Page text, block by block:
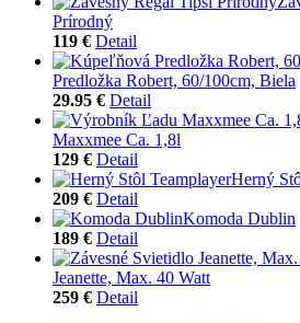
Prírodný
119 € Detail
Predložka Robert, 60/100cm, Biela
29.95 € Detail
Maxxmee Ca. 1,8l
129 € Detail
Herný
209 € Detail
Komoda Dublin
189 € Detail
Jeanette, Max. 40 Watt
259 € Detail